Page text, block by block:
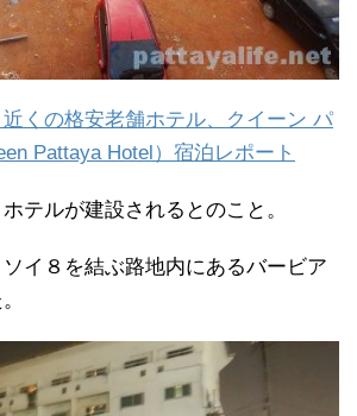
近くの格安老舗ホテル、クイーン パ
Pattaya Hotel）宿泊レポート
テルが建設されるとのこと。
イ８を結ぶ路地内にあるバービア